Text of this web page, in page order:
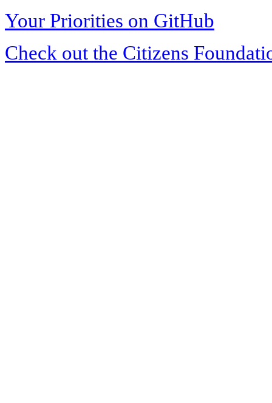
Your Priorities on GitHub
Check out the Citizens